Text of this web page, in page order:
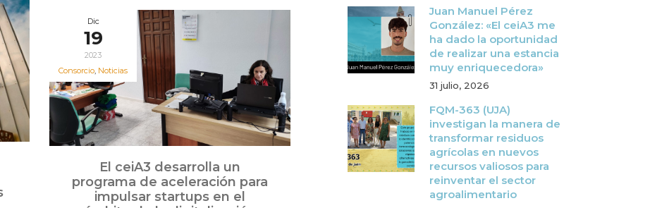
Dic
19
2023
Consorcio, Noticias
El ceiA3 desarrolla un
programa de aceleración para
impulsar startups en el
Juan Manuel Pérez
González: «El ceiA3 me
ha dado la oportunidad
de realizar una estancia
muy enriquecedora»
31 julio, 2026
FQM-363 (UJA)
investigan la manera de
transformar residuos
agrícolas en nuevos
recursos valiosos para
reinventar el sector
agroalimentario